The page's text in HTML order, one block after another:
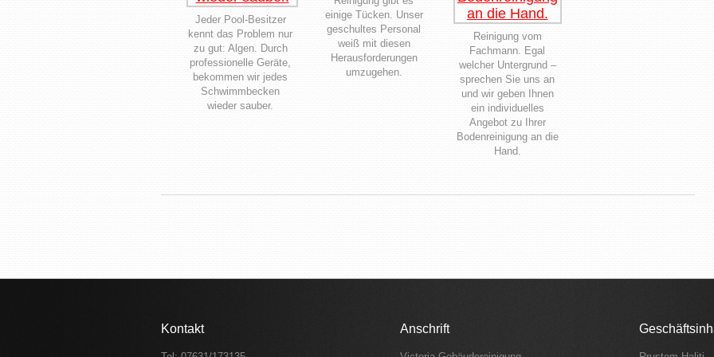
Jeder Pool-Besitzer
kennt das Problem nur
zu gut: Algen. Durch
professionelle Geräte,
bekommen wir jedes
Schwimmbecken
wieder sauber.
einige Tücken. Unser
geschultes Personal
weiß mit diesen
Herausforderungen
umzugehen.
Reinigung vom
Fachmann. Egal
welcher Untergrund –
sprechen Sie uns an
und wir geben Ihnen
ein individuelles
Angebot zu Ihrer
Bodenreinigung an die
Hand.
Kontakt Anschrift